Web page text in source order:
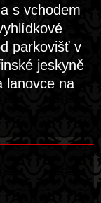
s vchodem
parkovišť v
jeskyně
lanovce na